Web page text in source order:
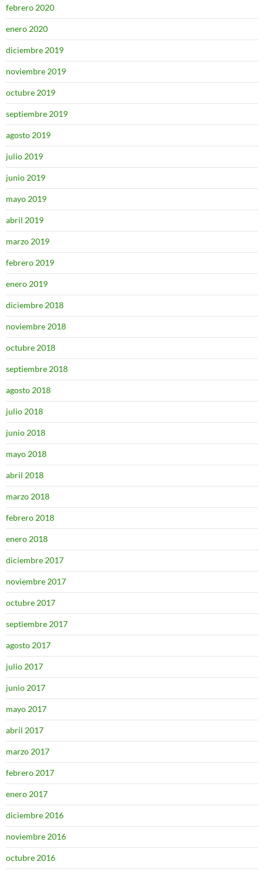
febrero 2020
enero 2020
diciembre 2019
noviembre 2019
octubre 2019
septiembre 2019
agosto 2019
julio 2019
junio 2019
mayo 2019
abril 2019
marzo 2019
febrero 2019
enero 2019
diciembre 2018
noviembre 2018
octubre 2018
septiembre 2018
agosto 2018
julio 2018
junio 2018
mayo 2018
abril 2018
marzo 2018
febrero 2018
enero 2018
diciembre 2017
noviembre 2017
octubre 2017
septiembre 2017
agosto 2017
julio 2017
junio 2017
mayo 2017
abril 2017
marzo 2017
febrero 2017
enero 2017
diciembre 2016
noviembre 2016
octubre 2016